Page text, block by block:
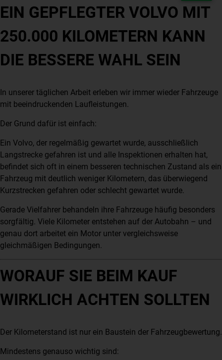
EIN GEPFLEGTER VOLVO MIT
250.000 KILOMETERN KANN
DIE BESSERE WAHL SEIN
In unserer täglichen Arbeit erleben wir immer wieder Fahrzeuge
mit beeindruckenden Laufleistungen.
Der Grund dafür ist einfach:
Ein Volvo, der regelmäßig gewartet wurde, ausschließlich
Langstrecke gefahren ist und alle Inspektionen erhalten hat,
befindet sich oft in einem besseren technischen Zustand als ein
Fahrzeug mit deutlich weniger Kilometern, das überwiegend
Kurzstrecken gefahren oder schlecht gewartet wurde.
Gerade Vielfahrer behandeln ihre Fahrzeuge häufig besonders
sorgfältig. Viele Kilometer entstehen auf der Autobahn – und
genau dort arbeitet ein Motor unter vergleichsweise
gleichmäßigen Bedingungen.
WORAUF SIE BEIM KAUF
WIRKLICH ACHTEN SOLLTEN
Der Kilometerstand ist nur ein Baustein der Fahrzeugbewertung.
Mindestens genauso wichtig sind: